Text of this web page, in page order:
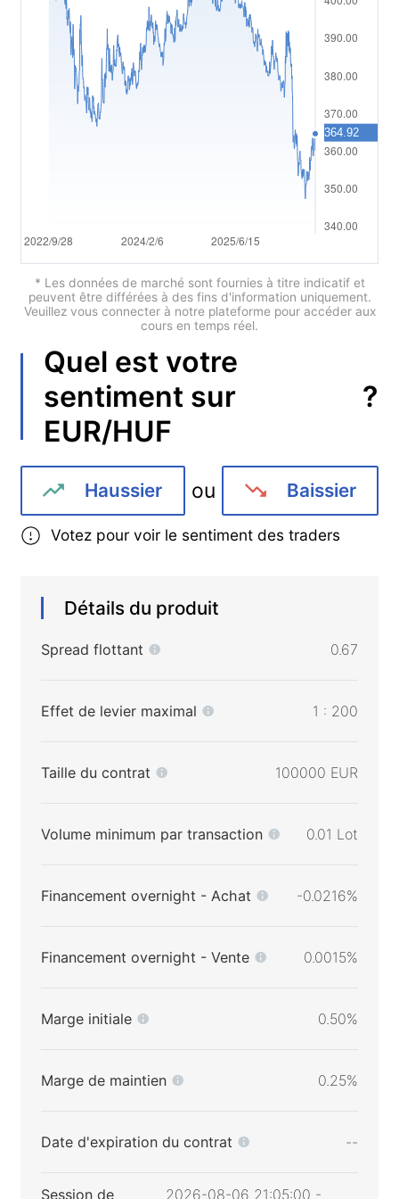
Tiếng việt
Bahasa Indonesia
Bahasa Melayu
हिन्दी
* Les données de marché sont fournies à titre indicatif et
peuvent être différées à des fins d'information uniquement.
Veuillez vous connecter à notre plateforme pour accéder aux
cours en temps réel.
Quel est votre
sentiment sur
EUR/HUF
?
Haussier ou Baissier
Votez pour voir le sentiment des traders
Détails du produit
Spread flottant 0.67
Effet de levier maximal 1 : 200
Taille du contrat 100000 EUR
Volume minimum par transaction 0.01 Lot
Financement overnight - Achat -0.0216%
Financement overnight - Vente 0.0015%
Marge initiale 0.50%
Marge de maintien 0.25%
Date d'expiration du contrat --
Session de 2026-08-06 21:05:00 -